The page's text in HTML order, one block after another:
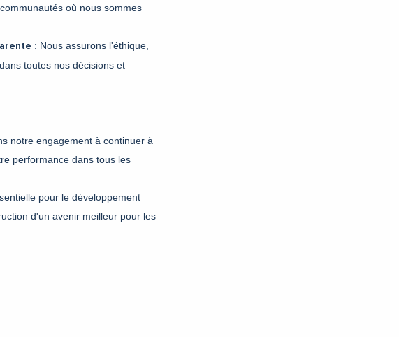
où nous sommes
: Nous assurons l'éthique,
toutes nos décisions et
notre engagement à continuer à
performance dans tous les
pour le développement
d'un avenir meilleur pour les